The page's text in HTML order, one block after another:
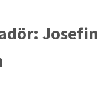
Josefin